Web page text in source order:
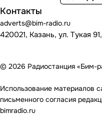
Контакты
adverts@bim-radio.ru
420021, Казань, ул. Тукая
© 2026 Радиостанция «Бим-
Использование материалов
письменного согласия
bimradio.ru